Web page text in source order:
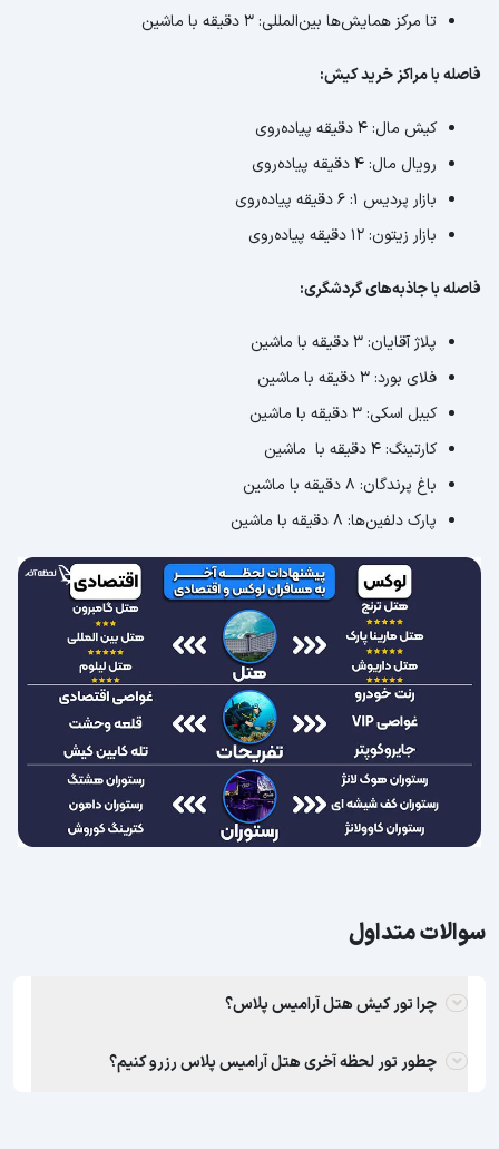
تا مرکز همایش‌ها بین‌المللی: 3 دقیقه با ماشین
فاصله با مراکز خرید کیش:
کیش مال: 4 دقیقه پیاده‌روی
رویال مال: 4 دقیقه پیاده‌روی
بازار پردیس 1: 6 دقیقه پیاده‌روی
بازار زیتون: 12 دقیقه پیاده‌روی
فاصله با جاذبه‌های گردشگری:
پلاژ آقایان: 3 دقیقه با ماشین
فلای بورد: 3 دقیقه با ماشین
کیبل اسکی: 3 دقیقه با ماشین
کارتینگ: 4 دقیقه با ماشین
باغ پرندگان: 8 دقیقه با ماشین
پارک دلفین‌ها: 8 دقیقه با ماشین
سوالات متداول
چرا تور کیش هتل آرامیس پلاس؟
چطور تور لحظه آخری هتل آرامیس پلاس رزرو کنیم؟